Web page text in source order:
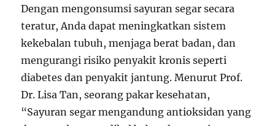
Dengan mengonsumsi sayuran segar secara
teratur, Anda dapat meningkatkan sistem
kekebalan tubuh, menjaga berat badan, dan
mengurangi risiko penyakit kronis seperti
diabetes dan penyakit jantung. Menurut Prof.
Dr. Lisa Tan, seorang pakar kesehatan,
“Sayuran segar mengandung antioksidan yang